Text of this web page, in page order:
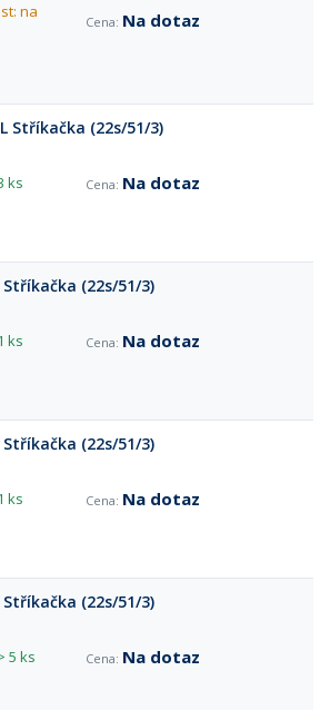
na
Na dotaz
Stříkačka (22s/51/3)
ks
Na dotaz
Stříkačka (22s/51/3)
ks
Na dotaz
Stříkačka (22s/51/3)
ks
Na dotaz
Stříkačka (22s/51/3)
5 ks
Na dotaz